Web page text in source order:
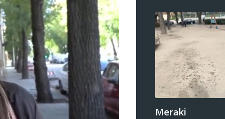
Meraki